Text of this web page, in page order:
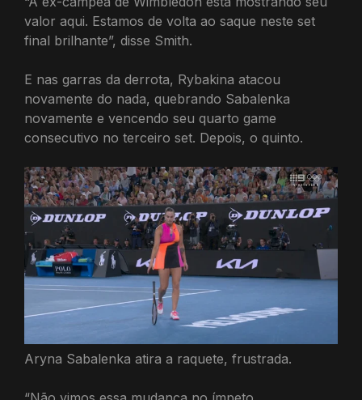
valor aqui. Estamos de volta ao saque neste set
final brilhante”, disse Smith.
E nas garras da derrota, Rybakina atacou
novamente do nada, quebrando Sabalenka
novamente e vencendo seu quarto game
consecutivo no terceiro set. Depois, o quinto.
Aryna Sabalenka atira a raquete, frustrada.